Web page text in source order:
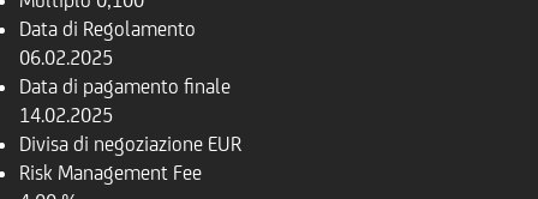
Data di Regolamento
06.02.2025
Data di pagamento finale
14.02.2025
Divisa di negoziazione EUR
Risk Management Fee